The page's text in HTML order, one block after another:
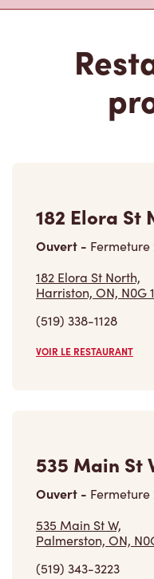
182 Elora St North,
Harriston, ON, N0G
(519) 338-1128
VOIR LE RESTAURANT
535 Main St W,
Palmerston, ON,
(519) 343-3223
VOIR LE RESTAURANT